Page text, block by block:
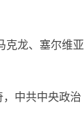
龙、塞尔维亚
中共中央政治